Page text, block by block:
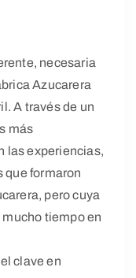
necesaria
Azucarera
A través de un
más
las experiencias,
que formaron
pero cuya
tiempo en
clave en